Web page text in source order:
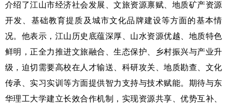
介绍了江山市经济社会发展、文旅资源禀赋、地质矿产资源
开发、基础教育提质及城市文化品牌建设等方面的基本情
况。他表示，江山历史底蕴深厚、山水资源优越、地质特色
鲜明，正全力推进文旅融合、生态保护、乡村振兴与产业升
级，迫切需要高校在人才输送、科研攻关、地质勘查、文化
传承、实习实训等方面提供智力支持与技术赋能。期待与东
华理工大学建立长效合作机制，实现资源共享、优势互补、